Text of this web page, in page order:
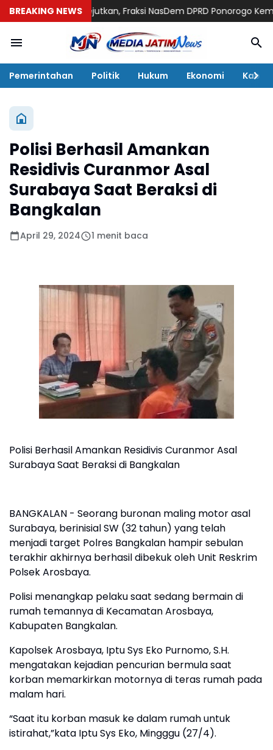
BREAKING NEWS
Mengejutkan, Fraksi NasDem DPRD Ponorogo
Pemerintahan Politik Hukum Ekonomi Kabar
Polisi Berhasil Amankan
Residivis Curanmor Asal
Surabaya Saat Beraksi di
Bangkalan
April 29, 2024 1 menit baca
Polisi Berhasil Amankan Residivis Curanmor Asal
Surabaya Saat Beraksi di Bangkalan
BANGKALAN - Seorang buronan maling motor asal
Surabaya, berinisial SW (32 tahun) yang telah
menjadi target Polres Bangkalan hampir sebulan
terakhir akhirnya berhasil dibekuk oleh Unit Reskrim
Polsek Arosbaya.
Polisi menangkap pelaku saat sedang bermain di
rumah temannya di Kecamatan Arosbaya,
Kabupaten Bangkalan.
Kapolsek Arosbaya, Iptu Sys Eko Purnomo, S.H.
mengatakan kejadian pencurian bermula saat
korban memarkirkan motornya di teras rumah pada
malam hari.
“Saat itu korban masuk ke dalam rumah untuk
istirahat,”kata Iptu Sys Eko, Mingggu (27/4).